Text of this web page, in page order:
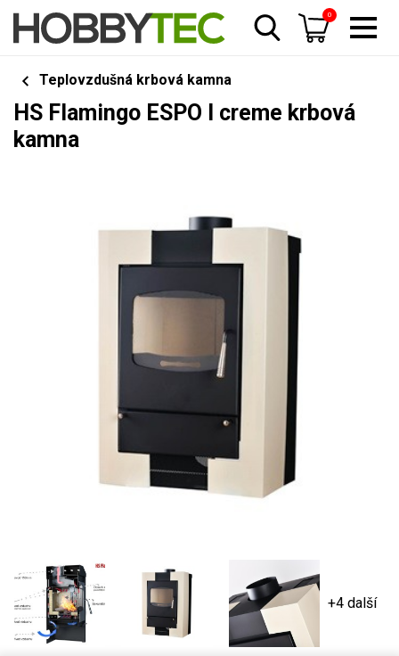
0
Teplovzdušná krbová kamna
HS Flamingo ESPO I creme krbová
kamna
+4 další